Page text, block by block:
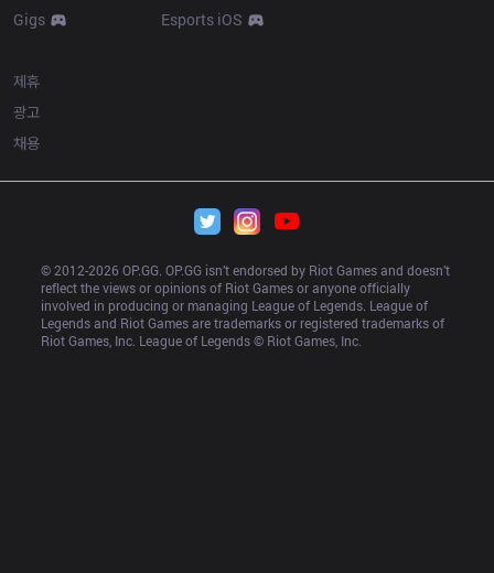
Gigs
Esports iOS
제휴
광고
채용
© 2012-2026 OP.GG. OP.GG isn’t endorsed by Riot Games and doesn’t
reflect the views or opinions of Riot Games or anyone officially
involved in producing or managing League of Legends. League of
Legends and Riot Games are trademarks or registered trademarks of
Riot Games, Inc. League of Legends © Riot Games, Inc.